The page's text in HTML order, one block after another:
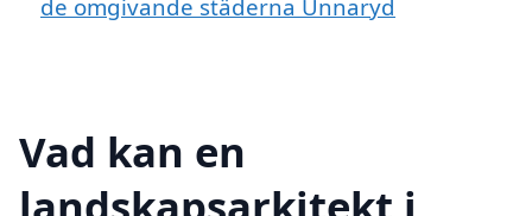
de omgivande städerna Unnaryd
Vad kan en